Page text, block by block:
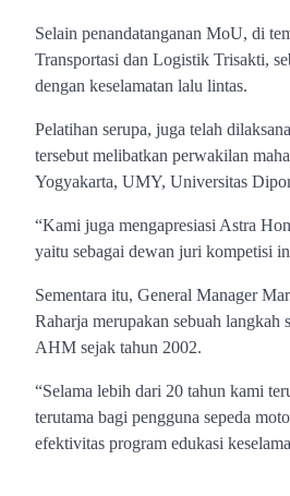
Selain penandatanganan MoU, di
Transportasi dan Logistik Trisakti,
dengan keselamatan lalu lintas.
Pelatihan serupa, juga telah
tersebut melibatkan perwakilan
Yogyakarta, UMY, Universitas
“Kami juga mengapresiasi Astra
yaitu sebagai dewan juri kompetisi
Sementara itu, General Manager
Raharja merupakan sebuah langkah
AHM sejak tahun 2002.
“Selama lebih dari 20 tahun kami
terutama bagi pengguna sepeda
efektivitas program edukasi